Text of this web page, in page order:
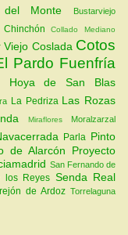
del Monte Bustarviejo
ChinchónCollado Mediano
Viejo Coslada Cotos
Pardo Fuenfría
Hoya de San Blas
La Pedriza Las Rozas
Miraflores Moralzarzal
Parla Pinto
de Alarcón Proyecto
San Fernando de
los Reyes Senda Real
de ArdozTorrelaguna